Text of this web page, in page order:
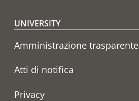
Footer menu
UNIVERSITY
Amministrazione trasparente
Atti di notifica
Privacy